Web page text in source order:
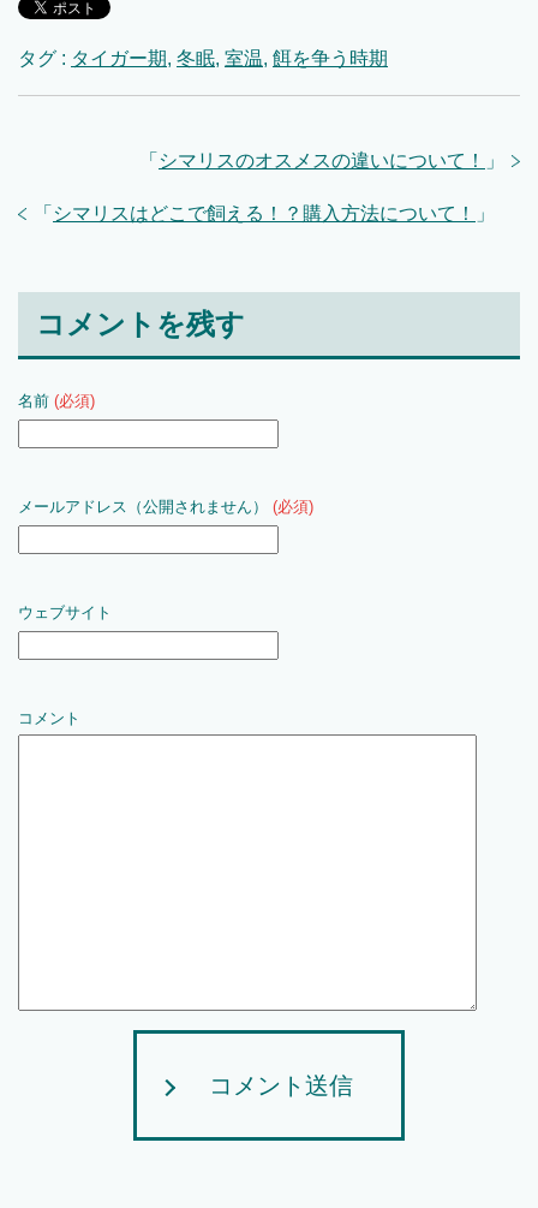
タグ : タイガー期, 冬眠, 室温, 餌を争う時期
「 シマリスのオスメスの違いについて！ 」
「 シマリスはどこで飼える！？購入方法について！ 」
コメントを残す
名前 (必須)
メールアドレス（公開されません） (必須)
ウェブサイト
コメント
コメント送信